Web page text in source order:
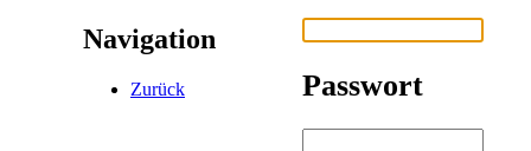
Navigation
Zurück Passwort